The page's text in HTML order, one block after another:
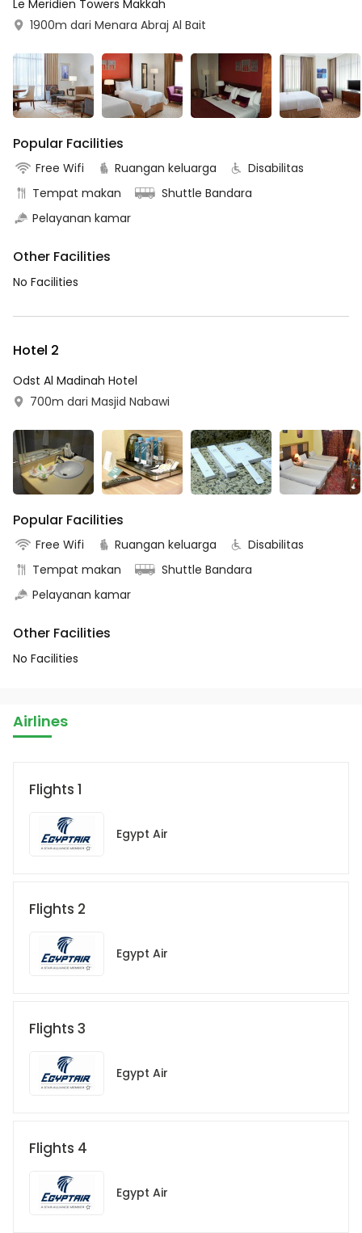
Le Meridien Towers Makkah
1900m dari Menara Abraj Al Bait
Popular Facilities
Free Wifi Ruangan keluarga
Disabilitas
Tempat makan
Shuttle Bandara
Pelayanan kamar
Other Facilities
No Facilities
Hotel 2
Odst Al Madinah Hotel
700m dari Masjid Nabawi
Popular Facilities
Free Wifi Ruangan keluarga
Disabilitas
Tempat makan
Shuttle Bandara
Pelayanan kamar
Other Facilities
No Facilities
Airlines
Flights 1
Egypt Air
Flights 2
Egypt Air
Flights 3
Egypt Air
Flights 4
Egypt Air